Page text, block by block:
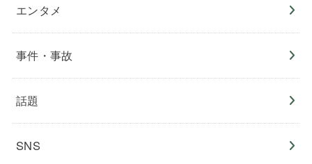
エンタメ
事件・事故
話題
SNS